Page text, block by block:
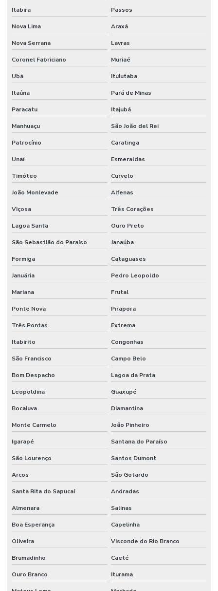
Itabira Passos
Nova Lima Araxá
Nova Serrana Lavras
Coronel Fabriciano Muriaé
Ubá Ituiutaba
Itaúna Pará de Minas
Paracatu Itajubá
Manhuaçu São João del Rei
Patrocínio Caratinga
Unaí Esmeraldas
Timóteo Curvelo
João Monlevade Alfenas
Viçosa Três Corações
Lagoa Santa Ouro Preto
São Sebastião do Paraíso Janaúba
Formiga Cataguases
Januária Pedro Leopoldo
Mariana Frutal
Ponte Nova Pirapora
Três Pontas Extrema
Itabirito Congonhas
São Francisco Campo Belo
Bom Despacho Lagoa da Prata
Leopoldina Guaxupé
Bocaiuva Diamantina
Monte Carmelo João Pinheiro
Igarapé Santana do Paraíso
São Lourenço Santos Dumont
Arcos São Gotardo
Santa Rita do Sapucaí Andradas
Almenara Salinas
Boa Esperança Capelinha
Oliveira Visconde do Rio Branco
Brumadinho Caeté
Ouro Branco Iturama